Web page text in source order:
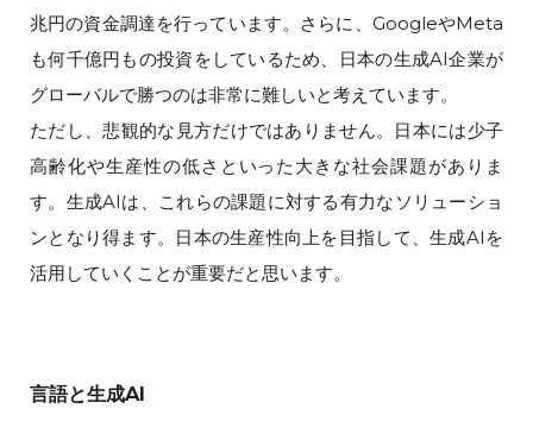
兆円の資金調達を行っています。さらに、GoogleやMeta
も何千億円もの投資をしているため、日本の生成AI企業が
グローバルで勝つのは非常に難しいと考えています。
ただし、悲観的な見方だけではありません。日本には少子
高齢化や生産性の低さといった大きな社会課題がありま
す。生成AIは、これらの課題に対する有力なソリューショ
ンとなり得ます。日本の生産性向上を目指して、生成AIを
活用していくことが重要だと思います。
言語と生成AI